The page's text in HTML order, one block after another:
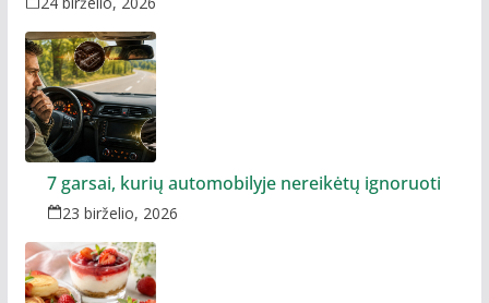
7 garsai, kurių automobilyje nereikėtų ignoruoti
23 birželio, 2026